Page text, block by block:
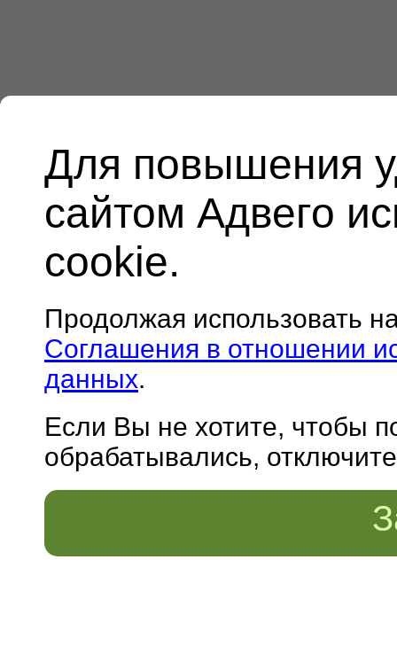
Для повышения
сайтом Адвего
cookie.
Продолжая использовать
Соглашения в отношении
данных.
Если Вы не хотите, чтобы
обрабатывались,